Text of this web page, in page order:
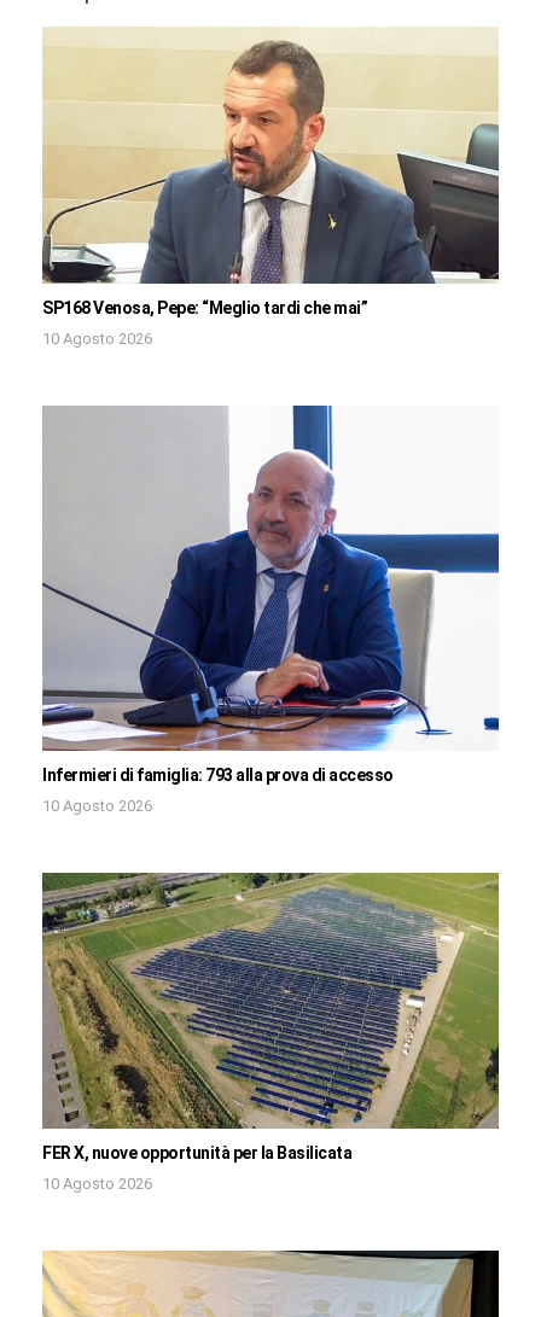
SP168 Venosa, Pepe: “Meglio tardi che mai”
10 Agosto 2026
Infermieri di famiglia: 793 alla prova di accesso
10 Agosto 2026
FER X, nuove opportunità per la Basilicata
10 Agosto 2026